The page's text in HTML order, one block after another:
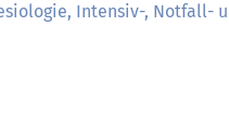
Intensiv-, Notfall-